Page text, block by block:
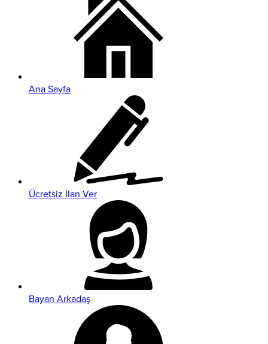
Ana Sayfa
Ücretsiz İlan Ver
Bayan Arkadaş